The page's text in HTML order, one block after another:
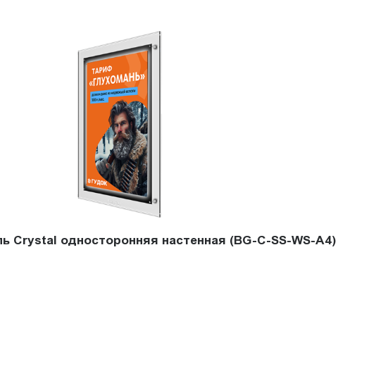
Crystal односторонняя настенная (BG-C-SS-WS-A4)